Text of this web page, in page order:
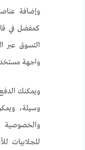
وإضافة
كمفضل في
التسوق عبر
واجهة
ويمكنك
وسيلة،
والخصوصية
للجلابيات